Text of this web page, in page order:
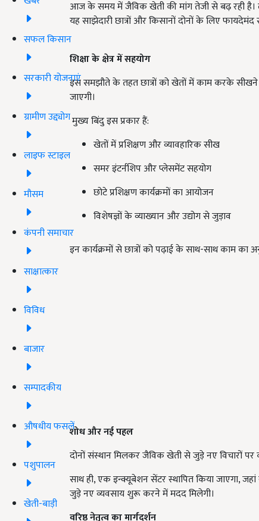
सफल किसान
सरकारी योजनाएं
ग्रामीण उद्द्योग
लाइफ स्टाइल
मौसम
कंपनी समाचार
साक्षात्कार
विविध
बाजार
सम्पादकीय
औषधीय फसलें
पशुपालन
खेती-बाड़ी
आज के समय में जैविक खेती की मांग तेजी से बढ़ रही है।
यह साझेदारी छात्रों और किसानों दोनों के लिए फायदेमंद
शिक्षा के क्षेत्र में सहयोग
इस समझौते के तहत छात्रों को खेतों में काम करके सीखने
जाएगी।
मुख्य बिंदु इस प्रकार हैं:
खेतों में प्रशिक्षण और व्यावहारिक सीख
समर इंटर्नशिप और प्लेसमेंट सहयोग
छोटे प्रशिक्षण कार्यक्रमों का आयोजन
विशेषज्ञों के व्याख्यान और उद्योग से जुड़ाव
इन कार्यक्रमों से छात्रों को पढ़ाई के साथ-साथ काम
शोध और नई पहल
दोनों संस्थान मिलकर जैविक खेती से जुड़े नए विचारों
साथ ही, एक इन्क्यूबेशन सेंटर स्थापित किया जाएगा,
जुड़े नए व्यवसाय शुरू करने में मदद मिलेगी।